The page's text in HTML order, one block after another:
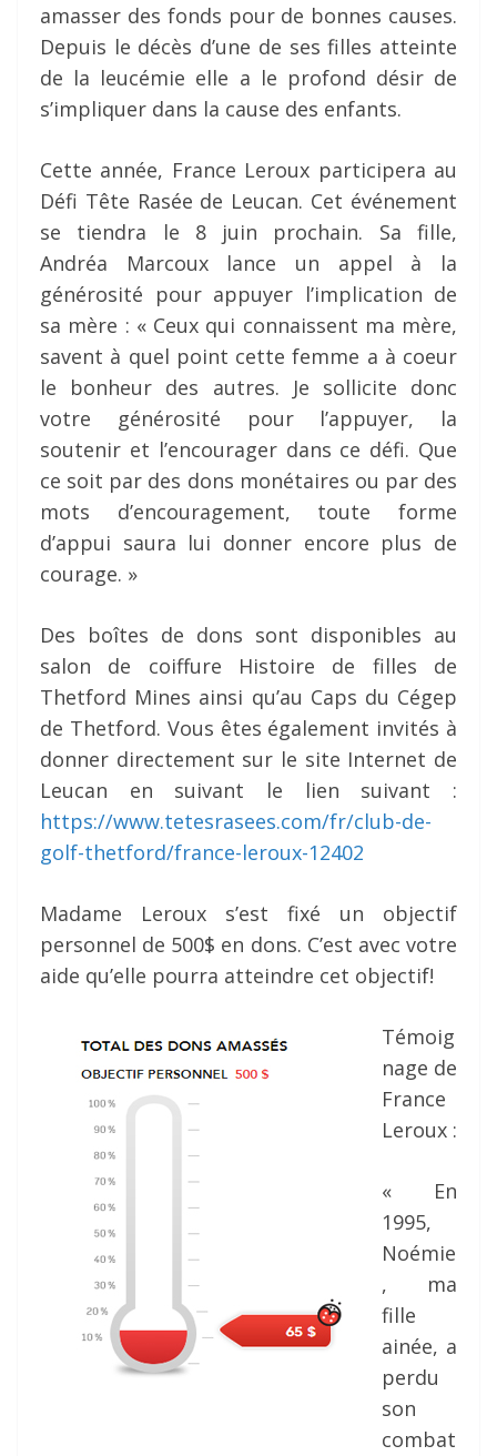
amasser des fonds pour de bonnes causes.
Depuis le décès d’une de ses filles atteinte
de la leucémie elle a le profond désir de
s’impliquer dans la cause des enfants.
Cette année, France Leroux participera au
Défi Tête Rasée de Leucan. Cet événement
se tiendra le 8 juin prochain. Sa fille,
Andréa Marcoux lance un appel à la
générosité pour appuyer l’implication de
sa mère : « Ceux qui connaissent ma mère,
savent à quel point cette femme a à coeur
le bonheur des autres. Je sollicite donc
votre générosité pour l’appuyer, la
soutenir et l’encourager dans ce défi. Que
ce soit par des dons monétaires ou par des
mots d’encouragement, toute forme
d’appui saura lui donner encore plus de
courage. »
Des boîtes de dons sont disponibles au
salon de coiffure Histoire de filles de
Thetford Mines ainsi qu’au Caps du Cégep
de Thetford. Vous êtes également invités à
donner directement sur le site Internet de
Leucan en suivant le lien suivant :
https://www.tetesrasees.com/fr/club-de-
golf-thetford/france-leroux-12402
Madame Leroux s’est fixé un objectif
personnel de 500$ en dons. C’est avec votre
aide qu’elle pourra atteindre cet objectif!
Témoig
nage de
France
Leroux :
« En
1995,
Noémie
, ma
fille
ainée, a
perdu
son
combat